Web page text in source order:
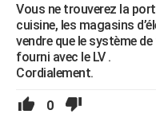
Vous ne trouverez la
cuisine, les magasins
vendre que le système
fourni avec le LV .
Cordialement.
0